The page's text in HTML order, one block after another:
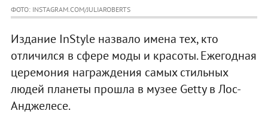
ФОТО: INSTAGRAM.COM/JULIAROBERTS
Издание InStyle назвало имена тех, кто
отличился в сфере моды и красоты. Ежегодная
церемония награждения самых стильных
людей планеты прошла в музее Getty в Лос-
Анджелесе.